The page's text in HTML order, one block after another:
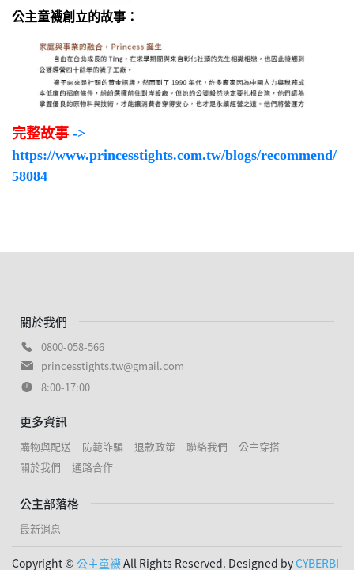
公主童襪創立的故事：
完整故事 ->
https://www.princesstights.com.tw/blogs/recommend/
58084
關於我們
0800-058-566
princesstights.tw@gmail.com
8:00-17:00
更多資訊
購物與配送 防範詐騙 退款政策 聯絡我們
公主穿搭
關於我們
通路合作
公主部落格
最新消息
Copyright © 公主童襪All Rights Reserved. Designed byCYBERBI